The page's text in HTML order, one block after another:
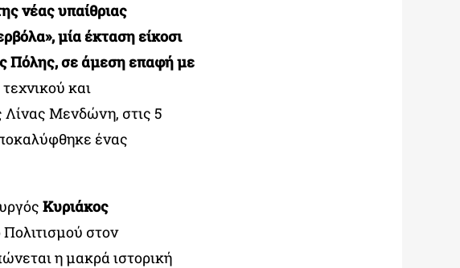
νέας υπαίθριας
μία έκταση είκοσι
Πόλης, σε άμεση επαφή με
και
Λίνας Μενδώνη, στις 5
ένας
Κυριάκος
στον
η μακρά ιστορική